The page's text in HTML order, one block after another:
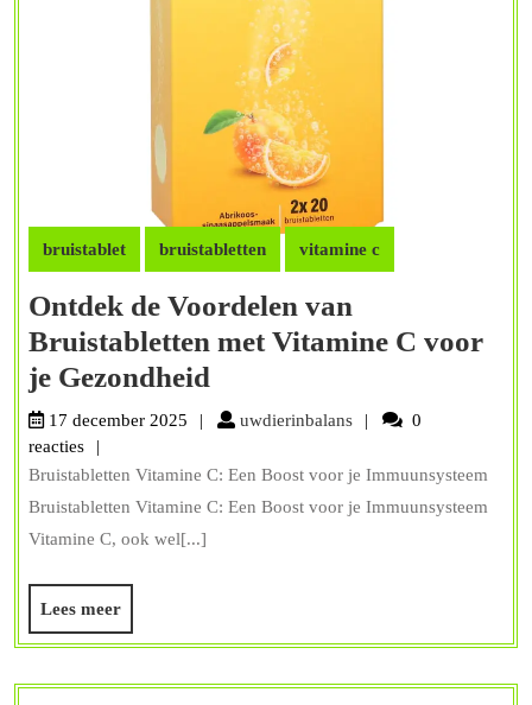
bruistablet bruistabletten vitamine c
Ontdek de Voordelen van
Bruistabletten met Vitamine C voor
je Gezondheid
de
van
Bruistabletten
je
17 december 2025 uwdierinbalansuwdierinbalans
0
reacties
Bruistabletten Vitamine C: Een Boost voor je Immuunsysteem
Bruistabletten Vitamine C: Een Boost voor je Immuunsysteem
Vitamine C, ook wel[...]
Lees meerLees
meer